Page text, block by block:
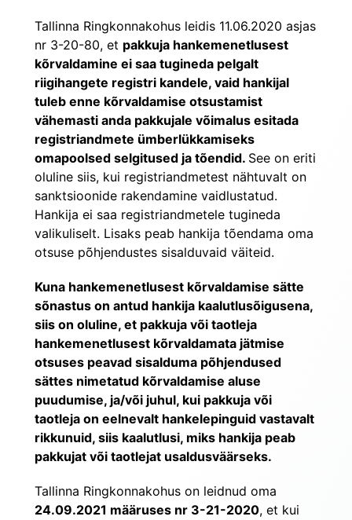
Tallinna Ringkonnakohus leidis 11.06.2020 asjas
nr 3-20-80, et pakkuja hankemenetlusest
kõrvaldamine ei saa tugineda pelgalt
riigihangete registri kandele, vaid hankijal
tuleb enne kõrvaldamise otsustamist
vähemasti anda pakkujale võimalus esitada
registriandmete ümberlükkamiseks
omapoolsed selgitused ja tõendid. See on eriti
oluline siis, kui registriandmetest nähtuvalt on
sanktsioonide rakendamine vaidlustatud.
Hankija ei saa registriandmetele tugineda
valikuliselt. Lisaks peab hankija tõendama oma
otsuse põhjendustes sisalduvaid väiteid.
Kuna hankemenetlusest kõrvaldamise sätte
sõnastus on antud hankija kaalutlusõigusena,
siis on oluline, et pakkuja või taotleja
hankemenetlusest kõrvaldamata jätmise
otsuses peavad sisalduma põhjendused
sättes nimetatud kõrvaldamise aluse
puudumise, ja/või juhul, kui pakkuja või
taotleja on eelnevalt hankelepinguid vastavalt
rikkunuid, siis kaalutlusi, miks hankija peab
pakkujat või taotlejat usaldusväärseks.
24.09.2021 määruses nr 3-21-2020, et kui